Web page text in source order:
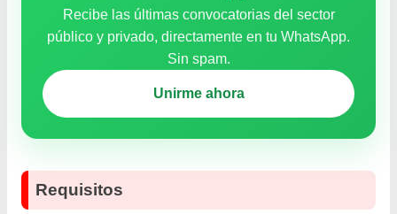
Recibe las últimas convocatorias del sector
público y privado, directamente en tu WhatsApp.
Sin spam.
Unirme ahora
Requisitos